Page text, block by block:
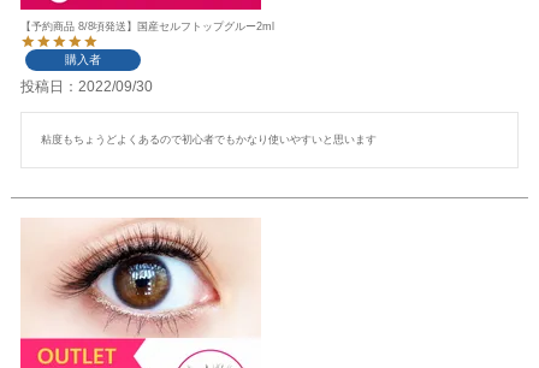
【予約商品 8/8頃発送】国産セルフトップグルー2ml
購入者
投稿日 2022/09/30
粘度もちょうどよくあるので初心者でもかなり使いやすいと思います